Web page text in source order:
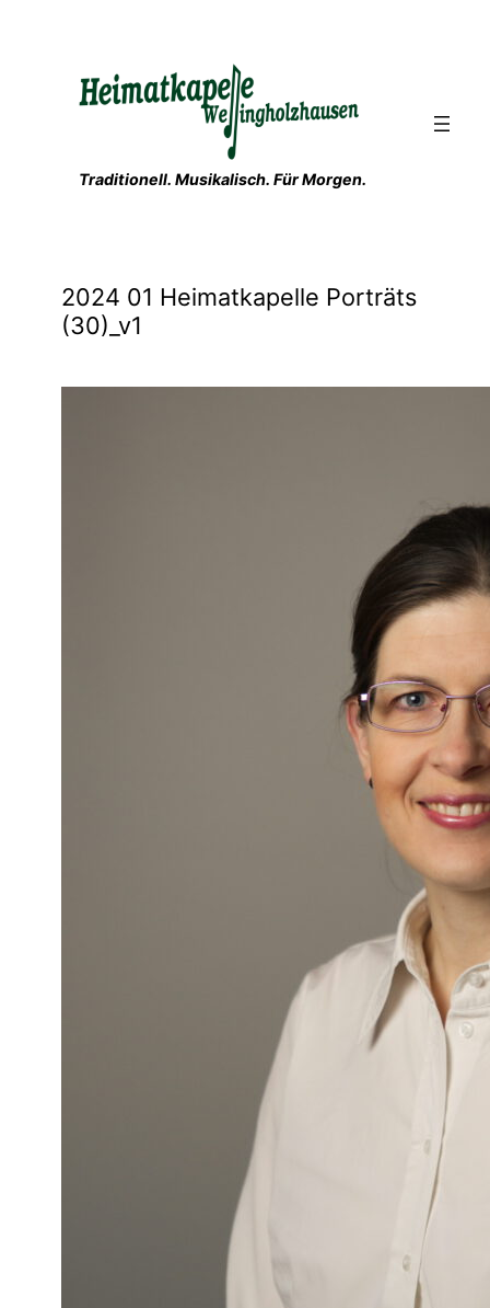
Traditionell. Musikalisch. Für Morgen.
2024 01 Heimatkapelle Porträts
(30)_v1